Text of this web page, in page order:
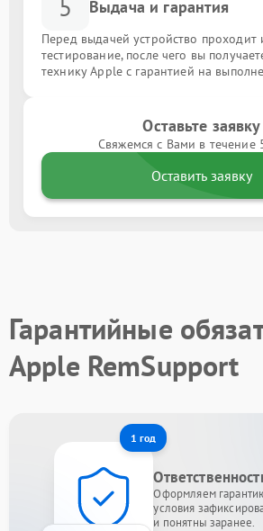
Выдача и гарантия
Перед выдачей устройство проходит
тестирование, после чего вы
технику Apple с гарантией на
Оставьте заявку
Свяжемся с Вами в течение
Оставить заявку
Гарантийные
Apple RemSupport
1 год
Оформляем
условия
и понятны заранее.